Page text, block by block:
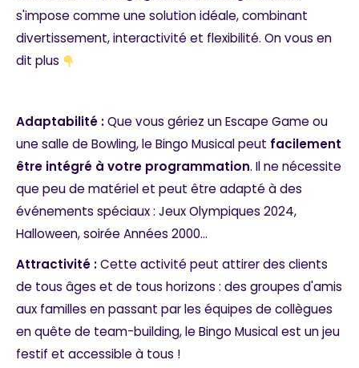
s'impose comme une solution idéale, combinant
divertissement, interactivité et flexibilité. On vous en
dit plus
Adaptabilité :Que vous gériez un Escape Game ou
une salle de Bowling, le Bingo Musical peut facilement
être intégré à votre programmation. Il ne nécessite
que peu de matériel et peut être adapté à des
événements spéciaux : Jeux Olympiques 2024,
Halloween, soirée Années 2000...
Attractivité :Cette activité peut attirer des clients
de tous âges et de tous horizons : des groupes d'amis
aux familles en passant par les équipes de collègues
en quête de team-building, le Bingo Musical est un jeu
festif et accessible à tous !